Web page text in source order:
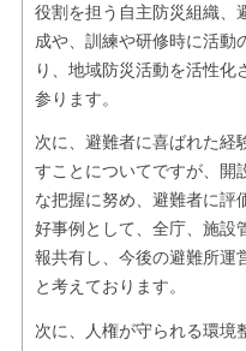
役割を担う自主防災組織、
成や、訓練や研修時に活動
り、地域防災活動を活性化
参ります。
次に、避難者に喜ばれた経
すことについてですが、開
な把握に努め、避難者に評
好事例として、全庁、施設
報共有し、今後の避難所運
と考えております。
次に、人権が守られる環境